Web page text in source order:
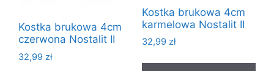
Kostka brukowa 4cm
czerwona Nostalit II
32,99 zł
Kostka brukowa 4cm
karmelowa Nostalit II
32,99 zł